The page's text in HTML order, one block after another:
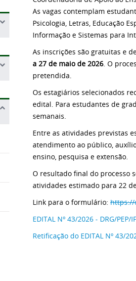
As vagas contemplam
Psicologia, Letras, Educação
Informação e Sistemas para
As inscrições são gratuitas e
a 27 de maio de 2026. O
pretendida.
Os estagiários selecionados
edital. Para estudantes de
semanais.
Entre as atividades previstas
atendimento ao público,
ensino, pesquisa e extensão.
O resultado final do processo
atividades estimado para 22
Link para o formulário: https://
EDITAL Nº 43/2026 - DRG/PEP/
Retificação do EDITAL Nº 43/